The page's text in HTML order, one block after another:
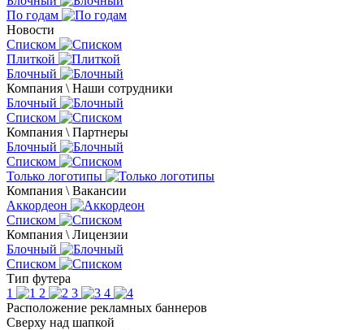
По годам
Новости
Списком
Плиткой
Блочный
Компания \ Наши сотрудники
Блочный
Списком
Компания \ Партнеры
Блочный
Списком
Только логотипы
Компания \ Вакансии
Аккордеон
Списком
Компания \ Лицензии
Блочный
Списком
Тип футера
1
2 3
4
Расположение рекламных баннеров
Сверху над шапкой